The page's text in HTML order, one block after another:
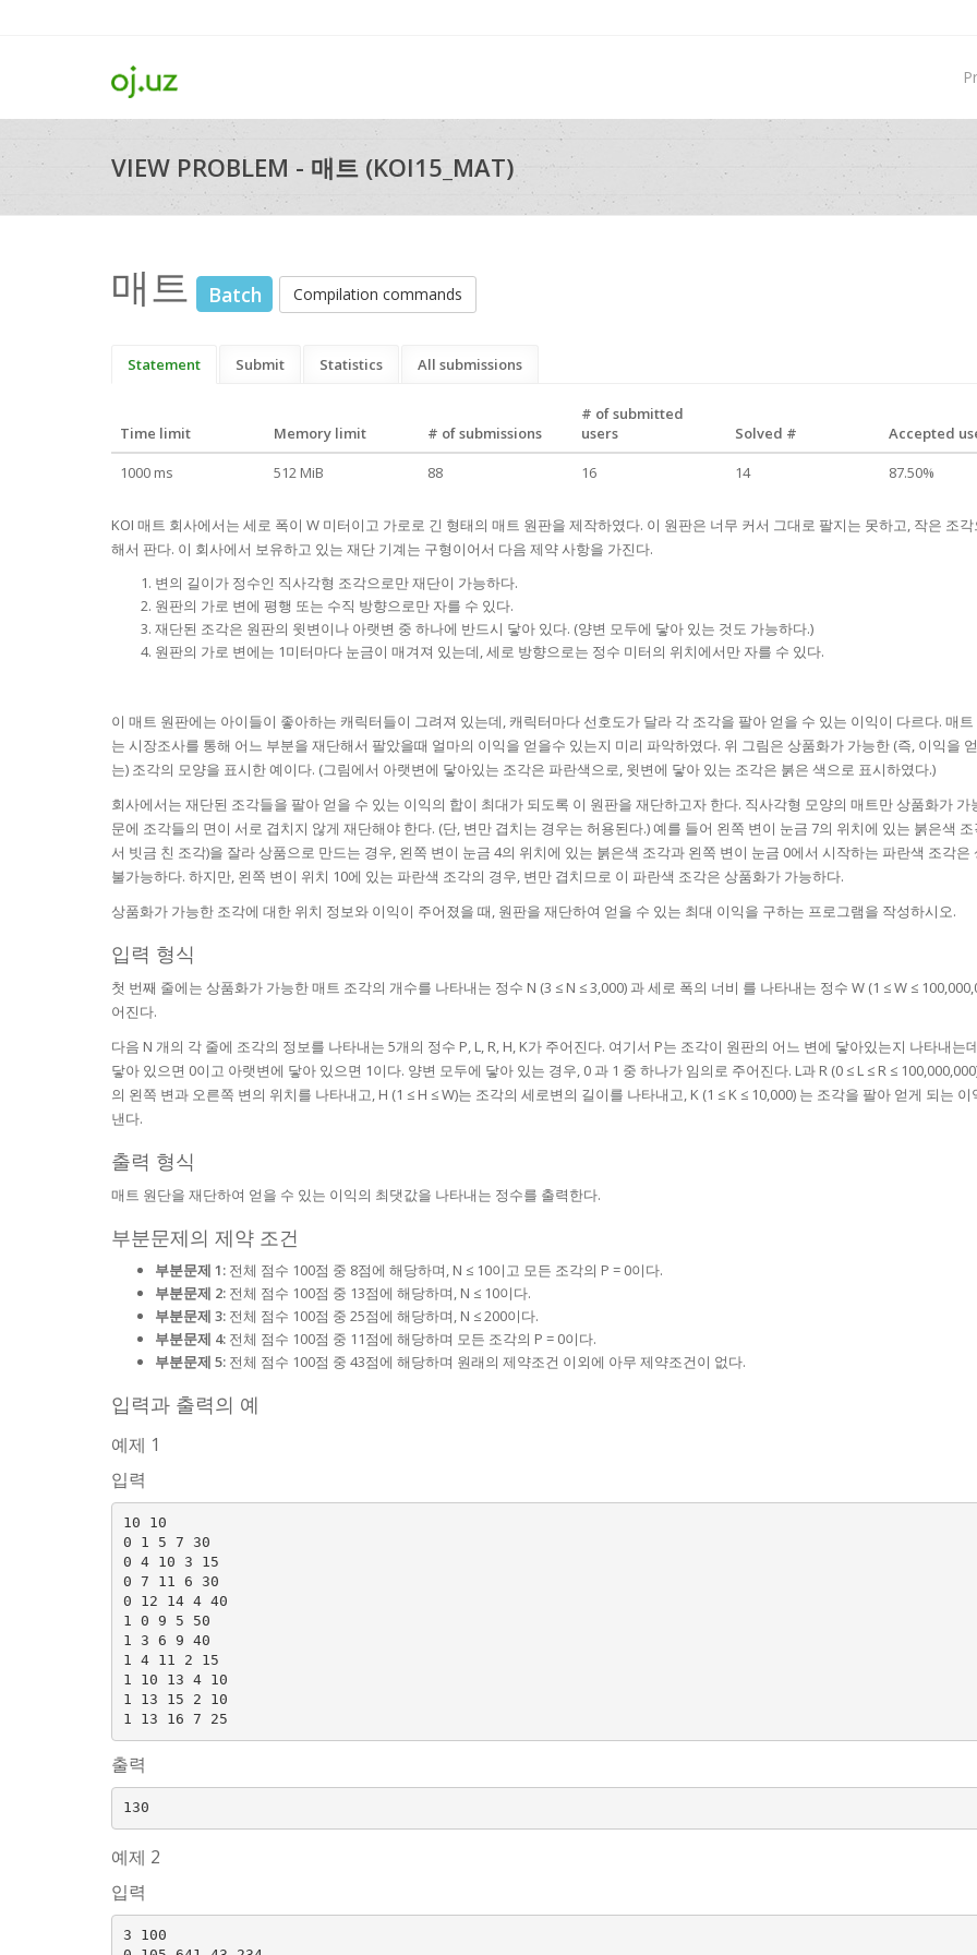
VIEW PROBLEM - 매트 (KOI15_MAT)
매트 Batch Compilation commands
Statement Submit Statistics All submissions
Time limit Memory limit # of submissions
# of submitted
users
Solved #
Accepted
1000 ms
512 MiB 88 16 14 87.50%
KOI 매트 회사에서는 세로 폭이 W 미터이고 가로로 긴 형태의 매트 원판을 제작하였다. 이 원판은 너무 커서 그대로 팔지는 못하고, 작은 조
해서 판다. 이 회사에서 보유하고 있는 재단 기계는 구형이어서 다음 제약 사항을 가진다.
변의 길이가 정수인 직사각형 조각으로만 재단이 가능하다.
원판의 가로 변에 평행 또는 수직 방향으로만 자를 수 있다.
재단된 조각은 원판의 윗변이나 아랫변 중 하나에 반드시 닿아 있다. (양변 모두에 닿아 있는 것도 가능하다.)
원판의 가로 변에는 1미터마다 눈금이 매겨져 있는데, 세로 방향으로는 정수 미터의 위치에서만 자를 수 있다.
이 매트 원판에는 아이들이 좋아하는 캐릭터들이 그려져 있는데, 캐릭터마다 선호도가 달라 각 조각을 팔아 얻을 수 있는 이익이 다르다. 매트
는 시장조사를 통해 어느 부분을 재단해서 팔았을때 얼마의 이익을 얻을수 있는지 미리 파악하였다. 위 그림은 상품화가 가능한 (즉, 이익을
는) 조각의 모양을 표시한 예이다. (그림에서 아랫변에 닿아있는 조각은 파란색으로, 윗변에 닿아 있는 조각은 붉은 색으로 표시하였다.)
회사에서는 재단된 조각들을 팔아 얻을 수 있는 이익의 합이 최대가 되도록 이 원판을 재단하고자 한다. 직사각형 모양의 매트만 상품화가 가
문에 조각들의 면이 서로 겹치지 않게 재단해야 한다. (단, 변만 겹치는 경우는 허용된다.) 예를 들어 왼쪽 변이 눈금 7의 위치에 있는 붉은색 조
서 빗금 친 조각)을 잘라 상품으로 만드는 경우, 왼쪽 변이 눈금 4의 위치에 있는 붉은색 조각과 왼쪽 변이 눈금 0에서 시작하는 파란색 조각은
불가능하다. 하지만, 왼쪽 변이 위치 10에 있는 파란색 조각의 경우, 변만 겹치므로 이 파란색 조각은 상품화가 가능하다.
상품화가 가능한 조각에 대한 위치 정보와 이익이 주어졌을 때, 원판을 재단하여 얻을 수 있는 최대 이익을 구하는 프로그램을 작성하시오.
입력 형식
첫 번째 줄에는 상품화가 가능한 매트 조각의 개수를 나타내는 정수 N (3 ≤ N ≤ 3,000) 과 세로 폭의 너비 를 나타내는 정수 W (1 ≤ W ≤
어진다.
다음 N 개의 각 줄에 조각의 정보를 나타내는 5개의 정수 P, L, R, H, K가 주어진다. 여기서 P는 조각이 원판의 어느 변에 닿아있는지 나타내는
닿아 있으면 0이고 아랫변에 닿아 있으면 1이다. 양변 모두에 닿아 있는 경우, 0 과 1 중 하나가 임의로 주어진다. L과 R (0 ≤ L ≤ R ≤
의 왼쪽 변과 오른쪽 변의 위치를 나타내고, H (1 ≤ H ≤ W)는 조각의 세로변의 길이를 나타내고, K (1 ≤ K ≤ 10,000) 는 조각을 팔아 얻게 되는
낸다.
출력 형식
매트 원단을 재단하여 얻을 수 있는 이익의 최댓값을 나타내는 정수를 출력한다.
부분문제의 제약 조건
부분문제 1: 전체 점수 100점 중 8점에 해당하며, N ≤ 10이고 모든 조각의 P = 0이다.
부분문제 2: 전체 점수 100점 중 13점에 해당하며, N ≤ 10이다.
부분문제 3: 전체 점수 100점 중 25점에 해당하며, N ≤ 200이다.
부분문제 4: 전체 점수 100점 중 11점에 해당하며 모든 조각의 P = 0이다.
부분문제 5: 전체 점수 100점 중 43점에 해당하며 원래의 제약조건 이외에 아무 제약조건이 없다.
입력과 출력의 예
예제 1
입력
10 10
0 1 5 7 30
0 4 10 3 15
0 7 11 6 30
0 12 14 4 40
1 0 9 5 50
1 3 6 9 40
1 4 11 2 15
1 10 13 4 10
1 13 15 2 10
출력
예제 2
입력
3 100